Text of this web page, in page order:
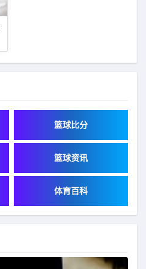
篮球比分
篮球资讯
体育百科